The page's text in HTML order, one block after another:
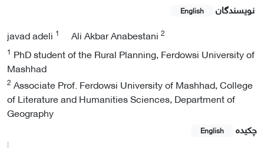
نویسندگان English
javad adeli 1 Ali Akbar Anabestani 2
1 PhD student of the Rural Planning, Ferdowsi University of
Mashhad
2 Associate Prof. Ferdowsi University of Mashhad, College
of Literature and Humanities Sciences, Department of
Geography
چکیده
English